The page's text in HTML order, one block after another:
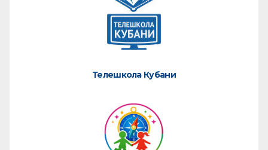
Телешкола Кубани